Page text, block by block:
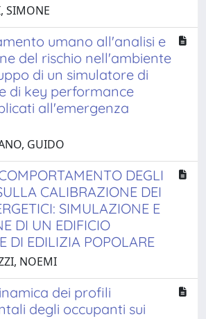
SIMONE
umano all'analisi e
del rischio nell'ambiente
di un simulatore di
di key performance
all'emergenza
GUIDO
DEGLI
CALIBRAZIONE DEI
SIMULAZIONE E
DI UN EDIFICIO
DI EDILIZIA POPOLARE
NOEMI
dei profili
degli occupanti sui